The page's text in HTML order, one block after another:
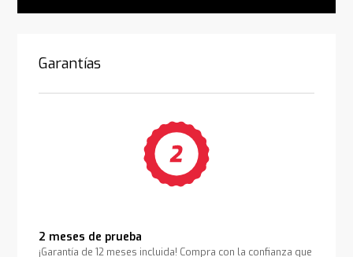
Garantías
2 meses de prueba
¡Garantía de 12 meses incluida! Compra con la confianza que